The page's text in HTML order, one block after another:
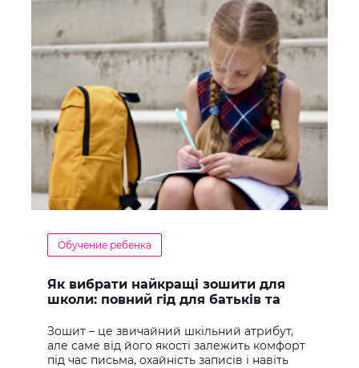
Обучение ребенка
Як вибрати найкращі зошити для
школи: повний гід для батьків та
Зошит – це звичайний шкільний атрибут,
але саме від його якості залежить комфорт
під час письма, охайність записів і навіть